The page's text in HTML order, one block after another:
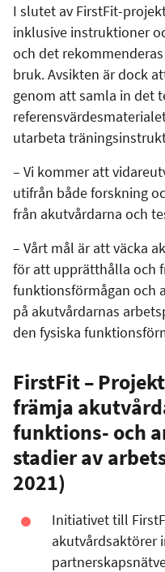
I slutet av FirstFit-
inklusive instruktioner
och det
bruk. Avsikten är dock
genom att samla in det
utarbeta
– Vi kommer att
utifrån både forskning
från akutvårdarna och
– Vårt mål är att väcka
för att upprätthålla och
funktionsförmågan och
på akutvårdarnas
den fysiska
FirstFit –
främja
funktions- och
stadier av
2021)
Initiativet till
akutvårdsaktörer